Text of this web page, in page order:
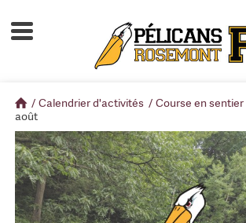
Accueil
Calendrier d'activités
Boutique
Devenir membre
/ Calendrier d'activités / Course en sentier
août